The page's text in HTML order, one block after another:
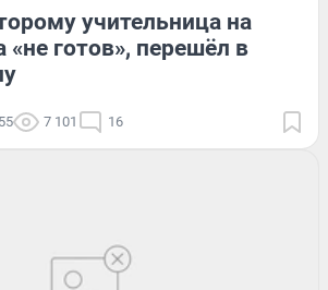
учительница на
«не готов», перешёл в
7 101 16